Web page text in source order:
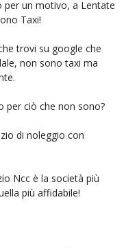
per un motivo, a Lentate
Taxi!
trovi su google che
non sono taxi ma
per ciò che non sono?
di noleggio con
Ncc è la società più
più affidabile!